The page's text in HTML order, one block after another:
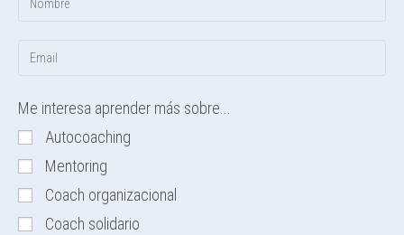
Me interesa aprender más sobre...
Autocoaching
Mentoring
Coach organizacional
Coach solidario